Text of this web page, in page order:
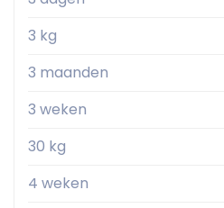
3 kg
3 maanden
3 weken
30 kg
4 weken